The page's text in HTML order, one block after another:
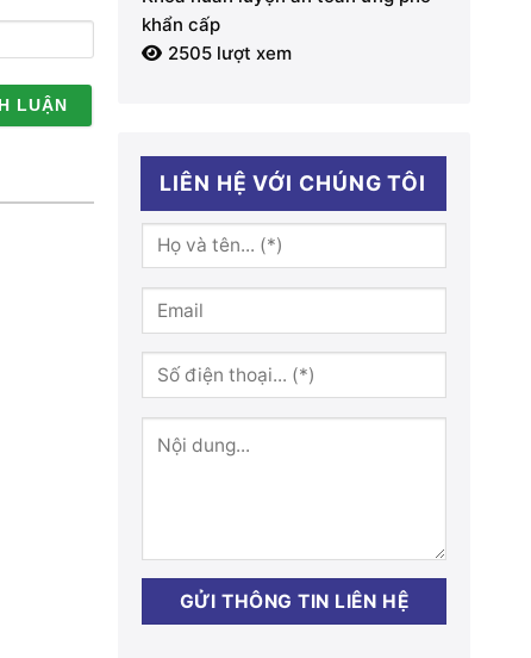
khẩn cấp
2505 lượt xem
LIÊN HỆ VỚI CHÚNG TÔI